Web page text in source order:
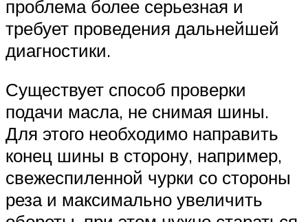
проблема более серьезная и
требует проведения дальнейшей
диагностики.
Существует способ проверки
подачи масла, не снимая шины.
Для этого необходимо направить
конец шины в сторону, например,
свежеспиленной чурки со стороны
реза и максимально увеличить